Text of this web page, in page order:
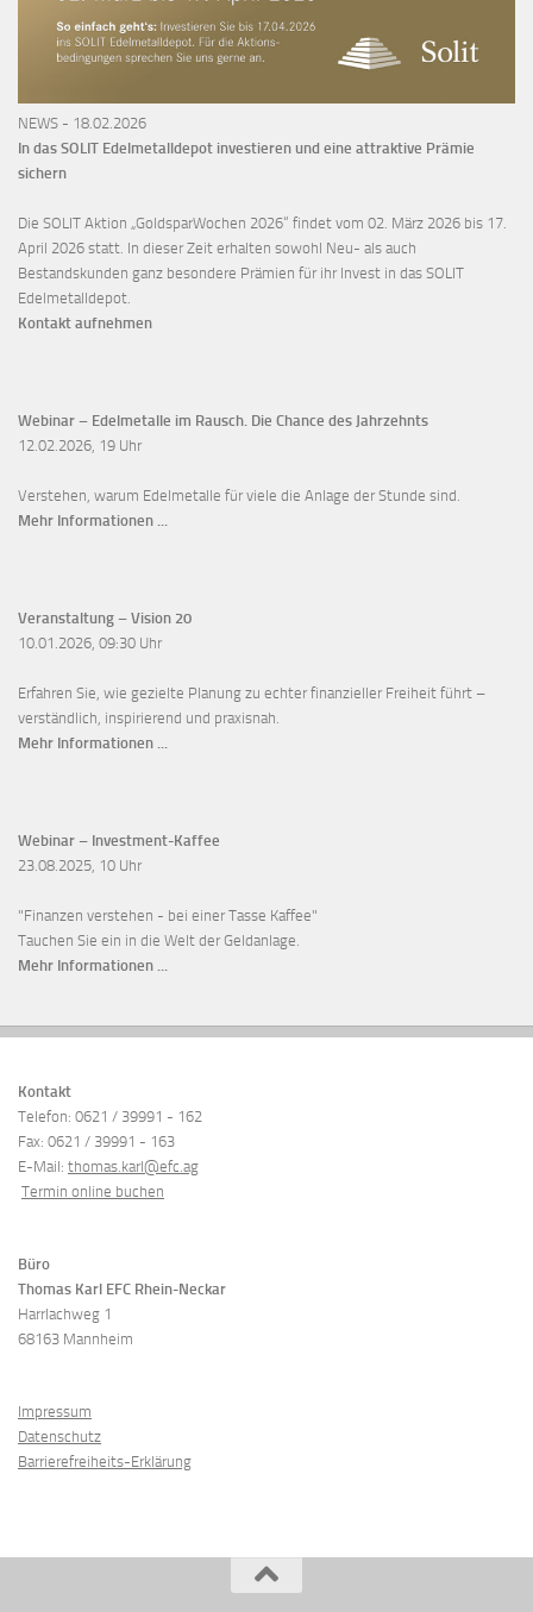
NEWS - 18.02.2026
In das SOLIT Edelmetalldepot investieren und eine attraktive Prämie
sichern
Die SOLIT Aktion „GoldsparWochen 2026“ findet vom 02. März 2026 bis 17.
April 2026 statt. In dieser Zeit erhalten sowohl Neu- als auch
Bestandskunden ganz besondere Prämien für ihr Invest in das SOLIT
Edelmetalldepot.
Kontakt aufnehmen
Webinar – Edelmetalle im Rausch. Die Chance des Jahrzehnts
12.02.2026, 19 Uhr
Verstehen, warum Edelmetalle für viele die Anlage der Stunde sind.
Mehr Informationen ...
Veranstaltung – Vision 20
10.01.2026, 09:30 Uhr
Erfahren Sie, wie gezielte Planung zu echter finanzieller Freiheit führt –
verständlich, inspirierend und praxisnah.
Mehr Informationen ...
Webinar – Investment-Kaffee
23.08.2025, 10 Uhr
"Finanzen verstehen - bei einer Tasse Kaffee"
Tauchen Sie ein in die Welt der Geldanlage.
Mehr Informationen ...
Kontakt
Telefon: 0621 / 39991 - 162
Fax: 0621 / 39991 - 163
E-Mail: thomas.karl@efc.ag
Termin online buchen
Büro
Thomas Karl EFC Rhein-Neckar
Harrlachweg 1
68163 Mannheim
Impressum
Datenschutz
Barrierefreiheits-Erklärung